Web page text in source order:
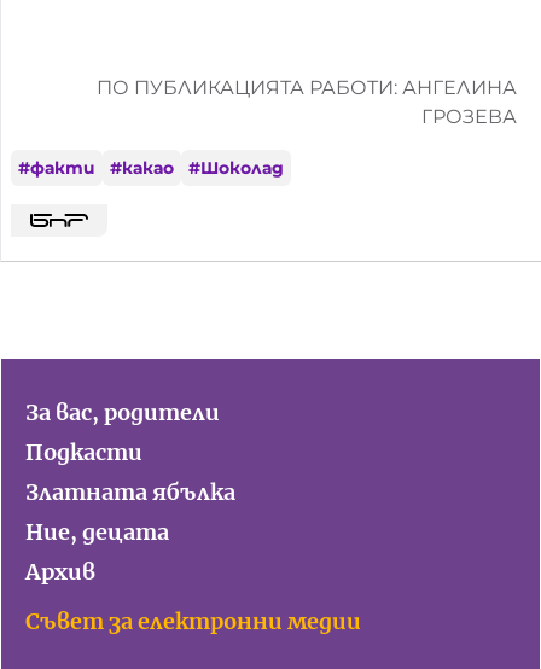
ПО ПУБЛИКАЦИЯТА РАБОТИ: АНГЕЛИНА
ГРОЗЕВА
#факти #какао #Шоколад
За вас, родители
Подкасти
Златната ябълка
Ние, децата
Архив
Съвет за електронни медии